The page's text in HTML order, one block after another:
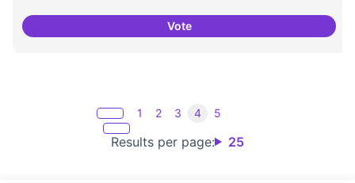
VoteEsdeveniment/Presentació per
Results per page: 25
1 2 3 4 5